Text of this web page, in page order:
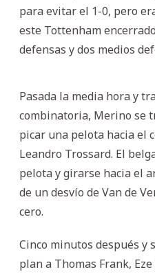
para evitar el 1-0, pero
este Tottenham
defensas y dos medios
Pasada la media hora y
combinatoria, Merino se
picar una pelota hacia el
Leandro Trossard. El
pelota y girarse hacia el
de un desvío de Van de
cero.
Cinco minutos después y
plan a Thomas Frank,